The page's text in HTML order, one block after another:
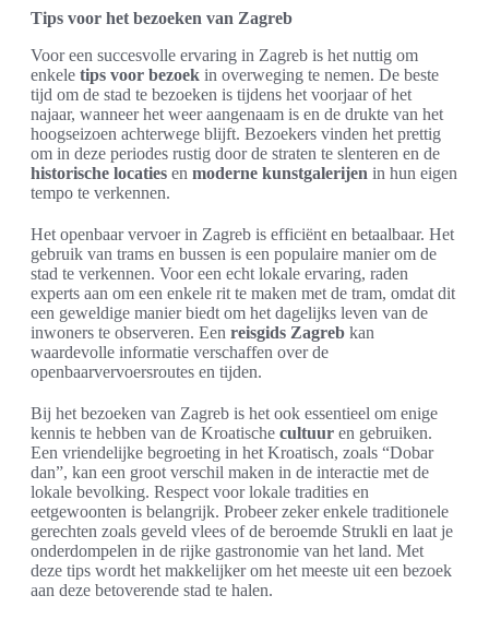
Tips voor het bezoeken van Zagreb
Voor een succesvolle ervaring in Zagreb is het nuttig om
enkele tips voor bezoek in overweging te nemen. De beste
tijd om de stad te bezoeken is tijdens het voorjaar of het
najaar, wanneer het weer aangenaam is en de drukte van het
hoogseizoen achterwege blijft. Bezoekers vinden het prettig
om in deze periodes rustig door de straten te slenteren en de
historische locaties en moderne kunstgalerijen in hun eigen
tempo te verkennen.
Het openbaar vervoer in Zagreb is efficiënt en betaalbaar. Het
gebruik van trams en bussen is een populaire manier om de
stad te verkennen. Voor een echt lokale ervaring, raden
experts aan om een enkele rit te maken met de tram, omdat dit
een geweldige manier biedt om het dagelijks leven van de
inwoners te observeren. Een reisgids Zagreb kan
waardevolle informatie verschaffen over de
openbaarvervoersroutes en tijden.
Bij het bezoeken van Zagreb is het ook essentieel om enige
kennis te hebben van de Kroatische cultuur en gebruiken.
Een vriendelijke begroeting in het Kroatisch, zoals “Dobar
dan”, kan een groot verschil maken in de interactie met de
lokale bevolking. Respect voor lokale tradities en
eetgewoonten is belangrijk. Probeer zeker enkele traditionele
gerechten zoals geveld vlees of de beroemde Strukli en laat je
onderdompelen in de rijke gastronomie van het land. Met
deze tips wordt het makkelijker om het meeste uit een bezoek
aan deze betoverende stad te halen.